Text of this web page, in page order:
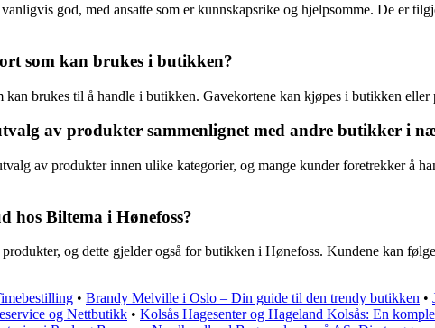
god, med ansatte som er kunnskapsrike og hjelpsomme. De er
som kan brukes i butikken?
brukes til å handle i butikken. Gavekortene kan kjøpes i butikken
av produkter sammenlignet med andre butikker i
av produkter innen ulike kategorier, og mange kunder foretrekker å
hos Biltema i Hønefoss?
og dette gjelder også for butikken i Hønefoss. Kundene kan
• Brandy Melville i Oslo – Din guide til den trendy butikken •
og Nettbutikk • Kolsås Hagesenter og Hageland Kolsås: En